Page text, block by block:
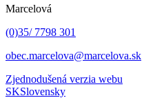
Marcelová
(0)35/ 7798 301
obec.marcelova@marcelova.sk
Zjednodušená verzia webu
SKSlovensky